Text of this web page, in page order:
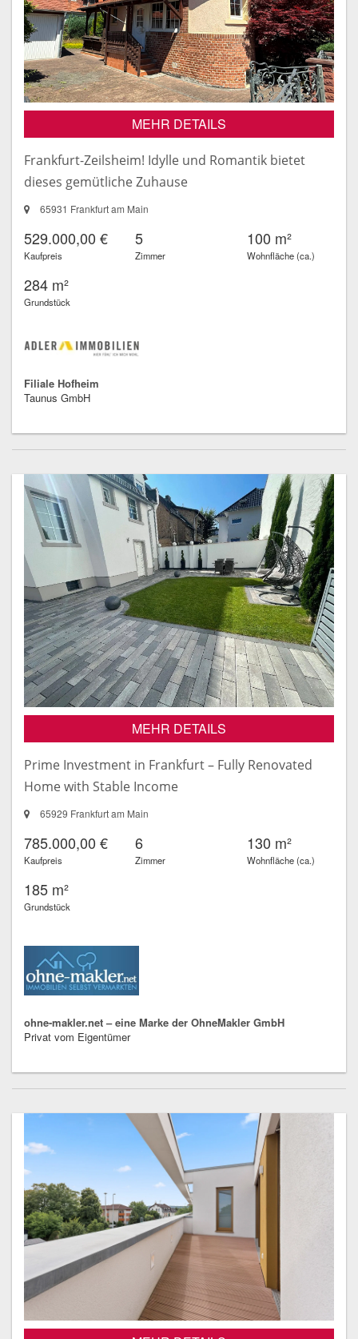
MEHR DETAILS
Frankfurt-Zeilsheim! Idylle und Romantik bietet
dieses gemütliche Zuhause
65931 Frankfurt am Main
529.000,00 €
Kaufpreis
5
Zimmer
100 m²
Wohnfläche (ca.)
284 m²
Grundstück
Filiale Hofheim
Taunus GmbH
MEHR DETAILS
Prime Investment in Frankfurt – Fully Renovated
Home with Stable Income
65929 Frankfurt am Main
785.000,00 €
Kaufpreis
6
Zimmer
130 m²
Wohnfläche (ca.)
185 m²
Grundstück
ohne-makler.net – eine Marke der OhneMakler GmbH
Privat vom Eigentümer